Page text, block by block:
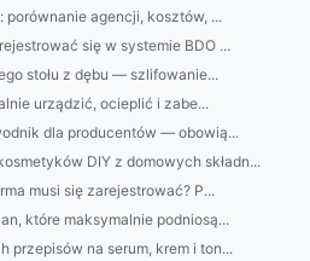
porównanie agencji, kosztów, ...
się w systemie BDO ...
stołu z dębu — szlifowanie...
urządzić, ocieplić i zabe...
dla producentów — obowią...
DIY z domowych składn...
musi się zarejestrować? P...
które maksymalnie podniosą...
przepisów na serum, krem i ton...